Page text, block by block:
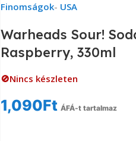
Finomságok- USA
Warheads Sour!
Raspberry, 330ml
🚫Nincs készleten
1,090Ft ÁFÁ-t tartalmaz